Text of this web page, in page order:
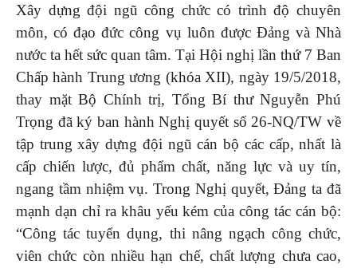
Xây dựng đội ngũ công chức có trình độ chuyên
môn, có đạo đức công vụ luôn được Đảng và Nhà
nước ta hết sức quan tâm. Tại Hội nghị lần thứ 7 Ban
Chấp hành Trung ương (khóa XII), ngày 19/5/2018,
thay mặt Bộ Chính trị, Tổng Bí thư Nguyễn Phú
Trọng đã ký ban hành Nghị quyết số 26-NQ/TW về
tập trung xây dựng đội ngũ cán bộ các cấp, nhất là
cấp chiến lược, đủ phẩm chất, năng lực và uy tín,
ngang tầm nhiệm vụ. Trong Nghị quyết, Đảng ta đã
mạnh dạn chỉ ra khâu yếu kém của công tác cán bộ:
“Công tác tuyển dụng, thi nâng ngạch công chức,
viên chức còn nhiều hạn chế, chất lượng chưa cao,